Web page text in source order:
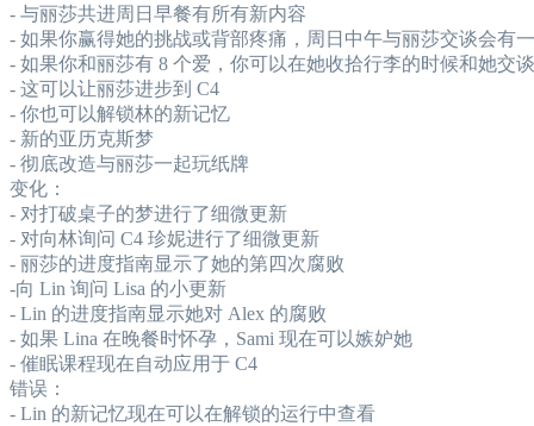
- 与丽莎共进周日早餐有所有新内容
- 如果你赢得她的挑战或背部疼痛，周日中午与丽莎交谈会有
- 如果你和丽莎有 8 个爱，你可以在她收拾行李的时候和她交谈
- 这可以让丽莎进步到 C4
- 你也可以解锁林的新记忆
- 新的亚历克斯梦
- 彻底改造与丽莎一起玩纸牌
变化：
- 对打破桌子的梦进行了细微更新
- 对向林询问 C4 珍妮进行了细微更新
- 丽莎的进度指南显示了她的第四次腐败
-向 Lin 询问 Lisa 的小更新
- Lin 的进度指南显示她对 Alex 的腐败
- 如果 Lina 在晚餐时怀孕，Sami 现在可以嫉妒她
- 催眠课程现在自动应用于 C4
错误：
- Lin 的新记忆现在可以在解锁的运行中查看